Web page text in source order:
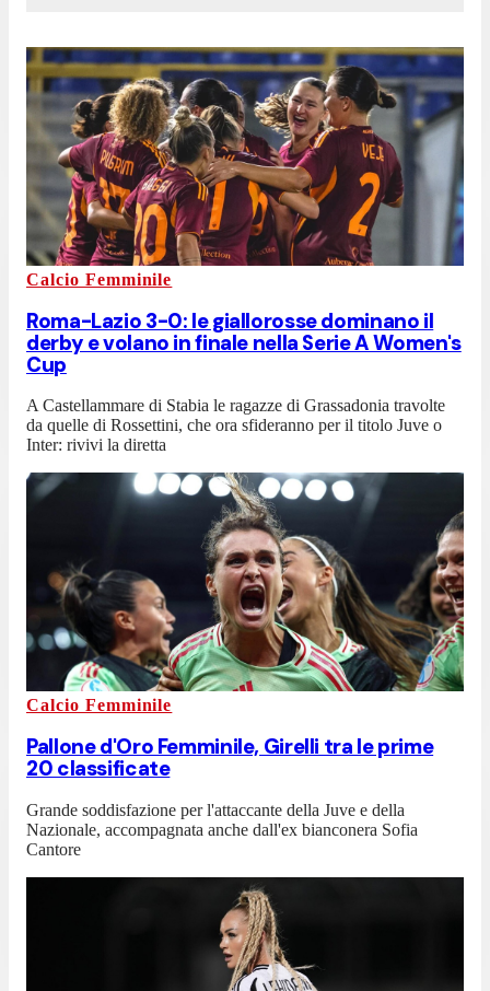
Calcio Femminile
Roma-Lazio 3-0: le giallorosse dominano il
derby e volano in finale nella Serie A Women's
Cup
A Castellammare di Stabia le ragazze di Grassadonia travolte
da quelle di Rossettini, che ora sfideranno per il titolo Juve o
Inter: rivivi la diretta
Calcio Femminile
Pallone d'Oro Femminile, Girelli tra le prime
20 classificate
Grande soddisfazione per l'attaccante della Juve e della
Nazionale, accompagnata anche dall'ex bianconera Sofia
Cantore